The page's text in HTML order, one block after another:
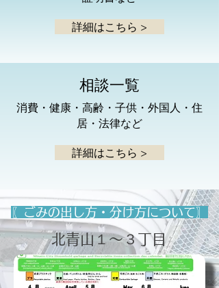
詳細はこちら >
相談一覧
消費・健康・高齢・子供・外国人・住
居・法律など
詳細はこちら >
〖ごみの出し方・分け方について〗
北青山１～３丁目